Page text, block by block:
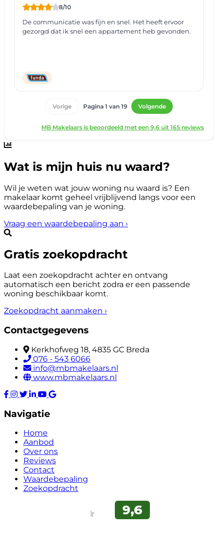
Wat is mijn huis nu waard?
Wil je weten wat jouw woning nu waard is? Een
makelaar komt geheel vrijblijvend langs voor een
waardebepaling van je woning.
Vraag een waardebepaling aan ›
Gratis zoekopdracht
Laat een zoekopdracht achter en ontvang
automatisch een bericht zodra er een passende
woning beschikbaar komt.
Zoekopdracht aanmaken ›
Contactgegevens
Kerkhofweg 18, 4835 GC Breda
076 - 543 6066
info@mbmakelaars.nl
www.mbmakelaars.nl
Navigatie
Home
Aanbod
Over ons
Reviews
Contact
Waardebepaling
Zoekopdracht